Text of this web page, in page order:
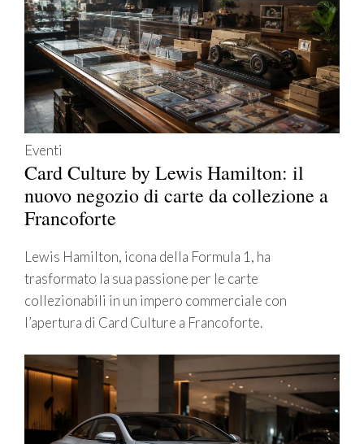
Eventi
Card Culture by Lewis Hamilton: il
nuovo negozio di carte da collezione a
Francoforte
Lewis Hamilton, icona della Formula 1, ha
trasformato la sua passione per le carte
collezionabili in un impero commerciale con
l’apertura di Card Culture a Francoforte.